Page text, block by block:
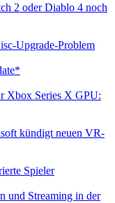
2 oder Diablo 4 noch
Upgrade-Problem
Xbox Series X GPU:
kündigt neuen VR-
Spieler
und Streaming in der